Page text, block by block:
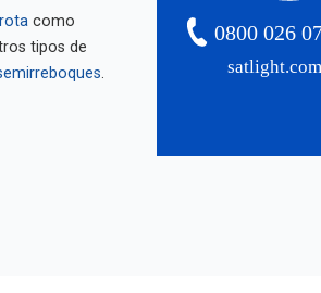
tipos de
semirreboques
0800 026